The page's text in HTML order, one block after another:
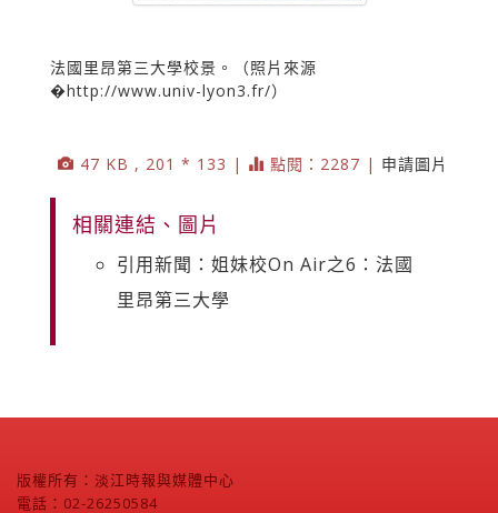
法國里昂第三大學校景。（照片來源
�http://www.univ-lyon3.fr/）
47 KB , 201 * 133 | 點閱：2287 | 申請圖片
相關連結、圖片
引用新聞：姐妹校On Air之6：法國
里昂第三大學
版權所有：淡江時報與媒體中心
電話：02-26250584